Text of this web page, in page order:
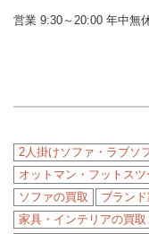
営業 9:30～20:00 年中無
2人掛けソファ・ラブソ
オットマン・フットスツ
ソファの買取
ブラン
家具・インテリアの買取